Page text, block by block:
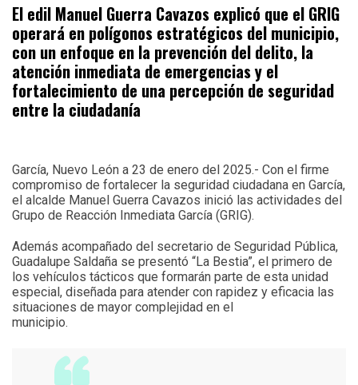
El edil Manuel Guerra Cavazos explicó que el GRIG
operará en polígonos estratégicos del municipio,
con un enfoque en la prevención del delito, la
atención inmediata de emergencias y el
fortalecimiento de una percepción de seguridad
entre la ciudadanía
García, Nuevo León a 23 de enero del 2025.- Con el firme
compromiso de fortalecer la seguridad ciudadana en García,
el alcalde Manuel Guerra Cavazos inició las actividades del
Grupo de Reacción Inmediata García (GRIG).
Además acompañado del secretario de Seguridad Pública,
Guadalupe Saldaña se presentó “La Bestia”, el primero de
los vehículos tácticos que formarán parte de esta unidad
especial, diseñada para atender con rapidez y eficacia las
situaciones de mayor complejidad en el
municipio.